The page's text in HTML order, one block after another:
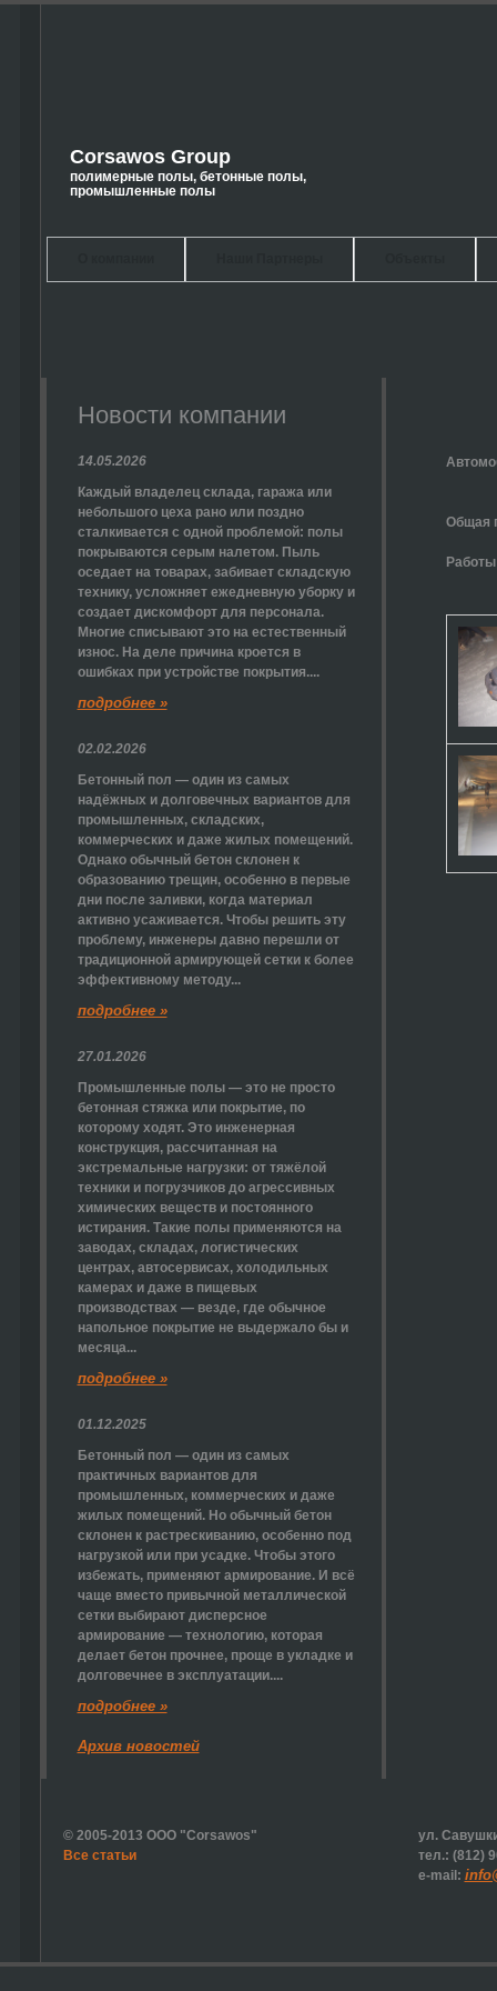
Corsawos Group
полимерные полы, бетонные полы,
промышленные полы
Общая
Новости компании
14.05.2026
Каждый владелец склада, гаража или
небольшого цеха рано или поздно
сталкивается с одной проблемой: полы
покрываются серым налетом. Пыль
оседает на товарах, забивает складскую
технику, усложняет ежедневную уборку и
создает дискомфорт для персонала.
Многие списывают это на естественный
износ. На деле причина кроется в
ошибках при устройстве покрытия....
подробнее »
02.02.2026
Бетонный пол — один из самых
надёжных и долговечных вариантов для
промышленных, складских,
коммерческих и даже жилых помещений.
Однако обычный бетон склонен к
образованию трещин, особенно в первые
дни после заливки, когда материал
активно усаживается. Чтобы решить эту
проблему, инженеры давно перешли от
традиционной армирующей сетки к более
эффективному методу...
подробнее »
27.01.2026
Промышленные полы — это не просто
бетонная стяжка или покрытие, по
которому ходят. Это инженерная
конструкция, рассчитанная на
экстремальные нагрузки: от тяжёлой
техники и погрузчиков до агрессивных
химических веществ и постоянного
истирания. Такие полы применяются на
заводах, складах, логистических
центрах, автосервисах, холодильных
камерах и даже в пищевых
производствах — везде, где обычное
напольное покрытие не выдержало бы и
месяца...
подробнее »
01.12.2025
Бетонный пол — один из самых
практичных вариантов для
промышленных, коммерческих и даже
жилых помещений. Но обычный бетон
склонен к растрескиванию, особенно под
нагрузкой или при усадке. Чтобы этого
избежать, применяют армирование. И всё
чаще вместо привычной металлической
сетки выбирают дисперсное
армирование — технологию, которая
делает бетон прочнее, проще в укладке и
долговечнее в эксплуатации....
подробнее »
Архив новостей
© 2005-2013 ООО "Corsawos"
Все статьи
ул.
тел.: (812)
e-mail: